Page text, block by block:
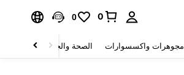
0
0
مجوهرات واكسسوارات الصحة والجمال